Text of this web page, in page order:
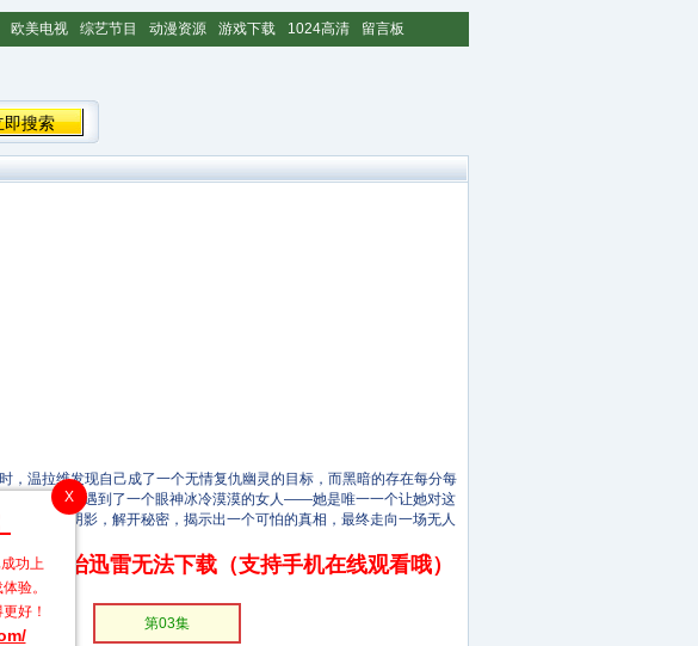
欧美电视 综艺节目 动漫资源 游戏下载 1024高清 留言板
X
功上
验。
好！
拉维发现自己成了一个无情复仇幽灵的目标，而黑暗的存在每分每
孤独中，她遇到了一个眼神冰冷漠漠的女人——她是唯一一个让她对这
过去的阴影，解开秘密，揭示出一个可怕的真相，最终走向一场无人
放 专治迅雷无法下载（支持手机在线观看哦）
第03集